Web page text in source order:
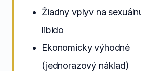
Žiadny vplyv na
libido
Ekonomicky výhodné
(jednorazový náklad)